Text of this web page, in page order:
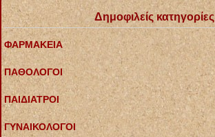
Δημοφιλείς κατηγορίες
ΦΑΡΜΑΚΕΙΑ
ΠΑΘΟΛΟΓΟΙ
ΠΑΙΔΙΑΤΡΟΙ
ΓΥΝΑΙΚΟΛΟΓΟΙ